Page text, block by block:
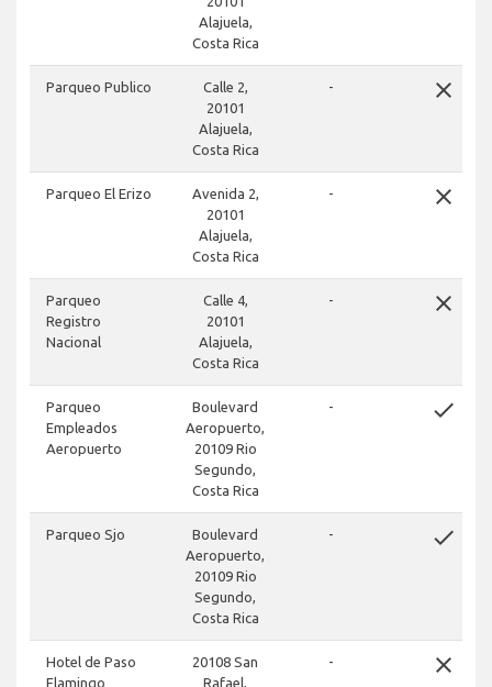
Alajuela,
Costa Rica
Parqueo Publico
Calle 2,
20101
Alajuela,
Costa Rica
- close
Parqueo El Erizo
Avenida 2,
20101
Alajuela,
Costa Rica
- close
Parqueo
Registro
Nacional
Calle 4,
20101
Alajuela,
Costa Rica
- close
Parqueo
Empleados
Aeropuerto
Boulevard
Aeropuerto,
20109 Rio
Segundo,
Costa Rica
- done
Parqueo Sjo
Boulevard
Aeropuerto,
20109 Rio
Segundo,
Costa Rica
- done
Hotel de Paso
Flamingo
20108 San
Rafael,
- close